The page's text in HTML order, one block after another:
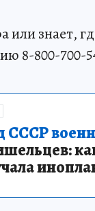
или знает,
8-800-700-
СССР